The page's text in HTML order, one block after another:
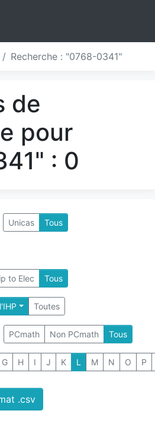
Recherche : "0768-0341"
de
pour
: 0
Unicas Tous
to Elec Tous
Toutes
PCmath Non PCmath Tous
G H I J K L M N O P
.csv